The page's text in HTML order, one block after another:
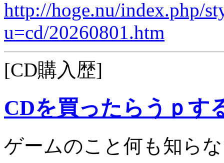
http://hoge.nu/index.php/
u=cd/20260801.htm
[CD購入歴]
CDを買ったらうｐす
ゲームのこと何も知ら